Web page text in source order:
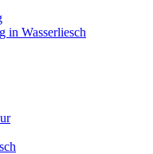
in Wasserliesch